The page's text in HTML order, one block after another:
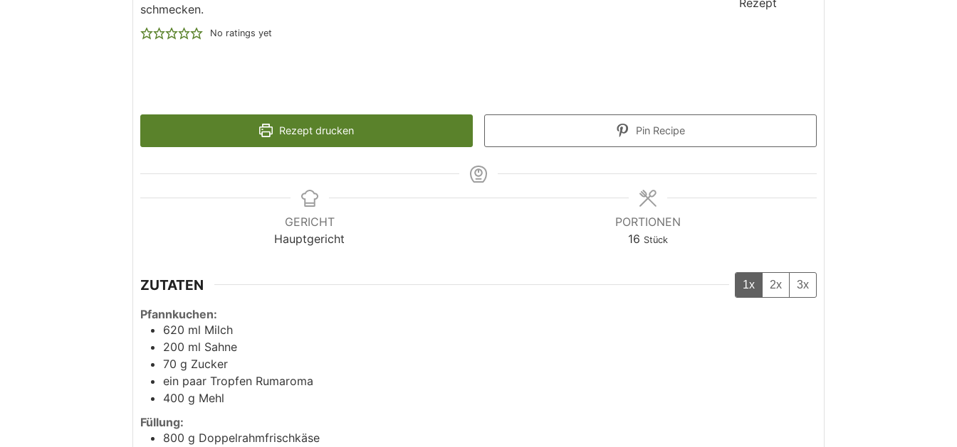
schmecken.
No ratings yet
Rezept drucken Pin Recipe
GERICHT
Hauptgericht
PORTIONEN
16 Stück
ZUTATEN 1x 2x 3x
Pfannkuchen:
620 ml Milch
200 ml Sahne
70 g Zucker
ein paar Tropfen Rumaroma
400 g Mehl
Füllung:
800 g Doppelrahmfrischkäse